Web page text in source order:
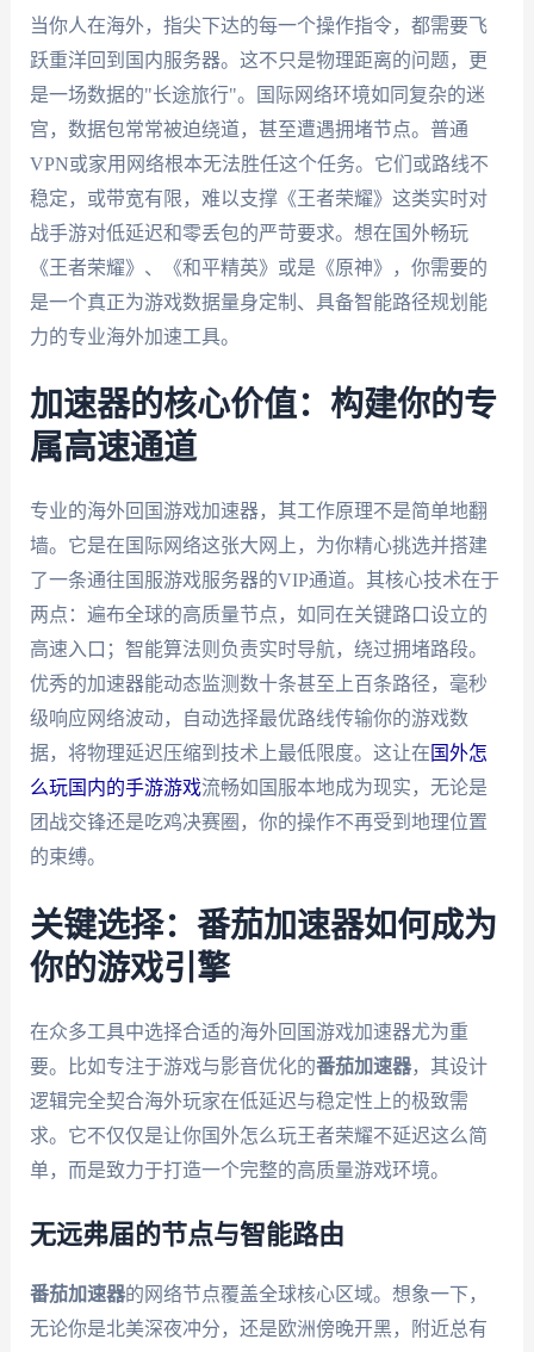
当你人在海外，指尖下达的每一个操作指令，都需要飞
跃重洋回到国内服务器。这不只是物理距离的问题，更
是一场数据的"长途旅行"。国际网络环境如同复杂的迷
宫，数据包常常被迫绕道，甚至遭遇拥堵节点。普通
VPN或家用网络根本无法胜任这个任务。它们或路线不
稳定，或带宽有限，难以支撑《王者荣耀》这类实时对
战手游对低延迟和零丢包的严苛要求。想在国外畅玩
《王者荣耀》、《和平精英》或是《原神》，你需要的
是一个真正为游戏数据量身定制、具备智能路径规划能
力的专业海外加速工具。
加速器的核心价值：构建你的专
属高速通道
专业的海外回国游戏加速器，其工作原理不是简单地翻
墙。它是在国际网络这张大网上，为你精心挑选并搭建
了一条通往国服游戏服务器的VIP通道。其核心技术在于
两点：遍布全球的高质量节点，如同在关键路口设立的
高速入口；智能算法则负责实时导航，绕过拥堵路段。
优秀的加速器能动态监测数十条甚至上百条路径，毫秒
级响应网络波动，自动选择最优路线传输你的游戏数
据，将物理延迟压缩到技术上最低限度。这让在 国外怎
么玩国内的手游游戏流畅如国服本地成为现实，无论是
团战交锋还是吃鸡决赛圈，你的操作不再受到地理位置
的束缚。
关键选择：番茄加速器如何成为
你的游戏引擎
在众多工具中选择合适的海外回国游戏加速器尤为重
要。比如专注于游戏与影音优化的番茄加速器，其设计
逻辑完全契合海外玩家在低延迟与稳定性上的极致需
求。它不仅仅是让你国外怎么玩王者荣耀不延迟这么简
单，而是致力于打造一个完整的高质量游戏环境。
无远弗届的节点与智能路由
番茄加速器的网络节点覆盖全球核心区域。想象一下，
无论你是北美深夜冲分，还是欧洲傍晚开黑，附近总有